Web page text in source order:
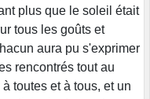
plus que le soleil était
tous les goûts et
aura pu s'exprimer
rencontrés tout au
toutes et à tous, et un